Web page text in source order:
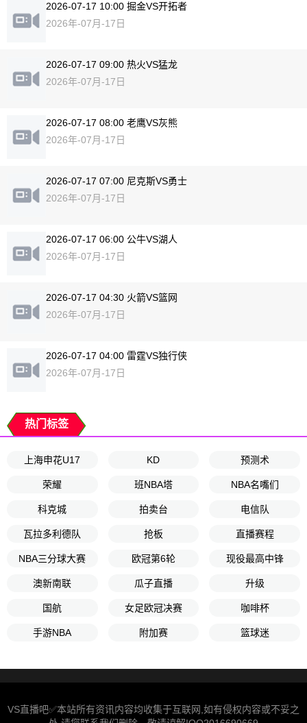
2026-07-17 10:00 掘金VS开拓者
2026年-07月-17日
2026-07-17 09:00 热火VS猛龙
2026年-07月-17日
2026-07-17 08:00 老鹰VS灰熊
2026年-07月-17日
2026-07-17 07:00 尼克斯VS勇士
2026年-07月-17日
2026-07-17 06:00 公牛VS湖人
2026年-07月-17日
2026-07-17 04:30 火箭VS篮网
2026年-07月-17日
2026-07-17 04:00 雷霆VS独行侠
2026年-07月-17日
热门标签
上海申花U17 KD 预测术
荣耀 班NBA塔 NBA名嘴们
科克城 拍卖台 电信队
瓦拉多利德队 抢板 直播赛程
NBA三分球大赛 欧冠第6轮 现役最高中锋
澳新南联 瓜子直播 升级
国航 女足欧冠决赛 咖啡杯
手游NBA 附加赛 篮球迷
VS直播吧✅本站所有资讯内容均收集于互联网,如有侵权内容或不妥之